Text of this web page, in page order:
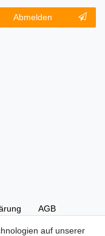
Abmelden
auf unserer
AGB